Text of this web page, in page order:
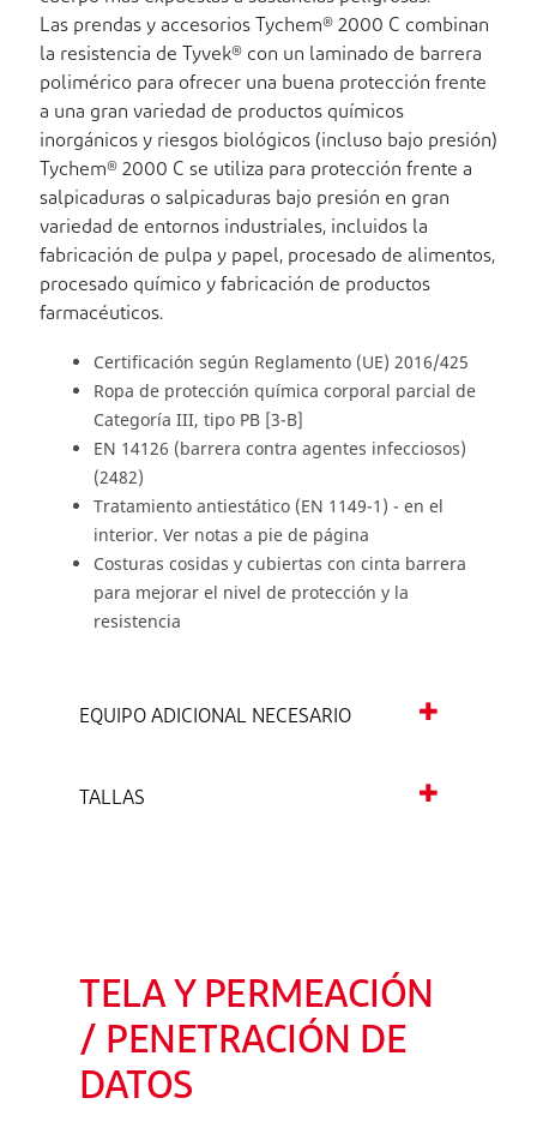
Las prendas y accesorios Tychem® 2000 C combinan
la resistencia de Tyvek® con un laminado de barrera
polimérico para ofrecer una buena protección frente
a una gran variedad de productos químicos
inorgánicos y riesgos biológicos (incluso bajo presión)
Tychem® 2000 C se utiliza para protección frente a
salpicaduras o salpicaduras bajo presión en gran
variedad de entornos industriales, incluidos la
fabricación de pulpa y papel, procesado de alimentos,
procesado químico y fabricación de productos
farmacéuticos.
Certificación según Reglamento (UE) 2016/425
Ropa de protección química corporal parcial de
Categoría III, tipo PB [3-B]
EN 14126 (barrera contra agentes infecciosos)
(2482)
Tratamiento antiestático (EN 1149-1) - en el
interior. Ver notas a pie de página
Costuras cosidas y cubiertas con cinta barrera
para mejorar el nivel de protección y la
resistencia
EQUIPO ADICIONAL NECESARIO
TALLAS
TELA Y PERMEACIÓN
/ PENETRACIÓN DE
DATOS